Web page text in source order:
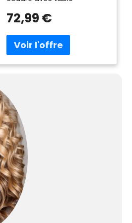
espace de travail étendu
elle est livrée avec un
ensemble complet d'outils
différentes tailles
d'aiguilles. , contrôleur de
pédale, etc. 14 options de
points: La machine à
coudre propose 14 types
de points impressionnants
parmi lesquels choisir pour
répondre à vos différents
besoins de couture, y
compris les points avant et
arrière, les points de
manches et les points unis
72,99 €